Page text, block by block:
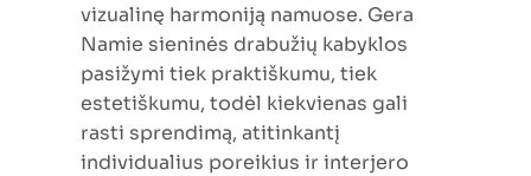
vizualinę harmoniją namuose. Gera
Namie sieninės drabužių kabyklos
pasižymi tiek praktiškumu, tiek
estetiškumu, todėl kiekvienas gali
rasti sprendimą, atitinkantį
individualius poreikius ir interjero